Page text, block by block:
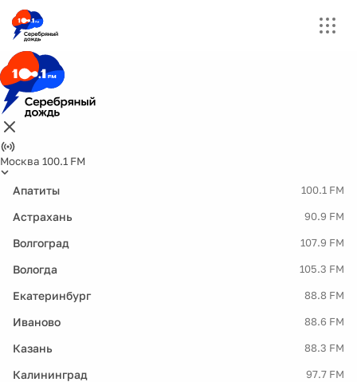
Москва 100.1 FM
Апатиты 100.1 FM
Астрахань 90.9 FM
Волгоград 107.9 FM
Вологда 105.3 FM
Екатеринбург 88.8 FM
Иваново 88.6 FM
Казань 88.3 FM
Калининград 97.7 FM